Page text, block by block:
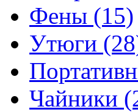
Фены (15)
Утюги
Чайники